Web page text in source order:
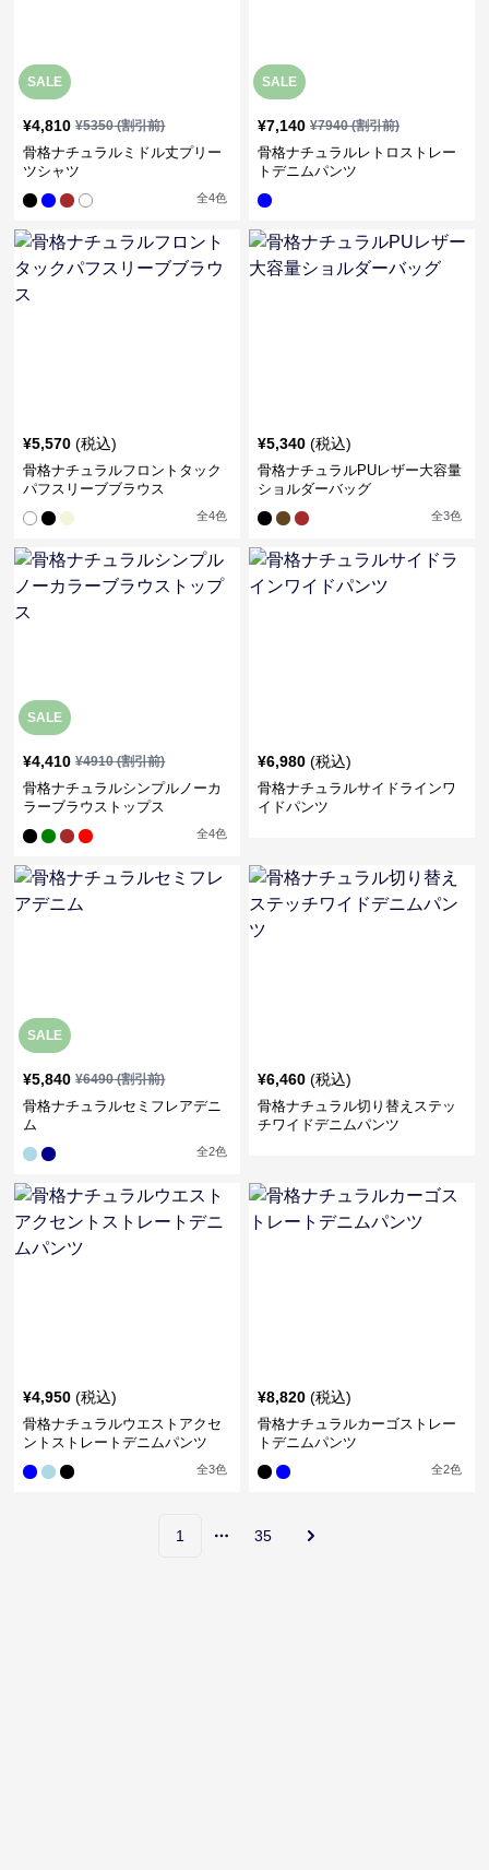
SALE
¥4,810 ¥5350(割引前)
骨格ナチュラルミドル丈プリー
ツシャツ
全4色
SALE
¥7,140 ¥7940(割引前)
骨格ナチュラルレトロストレー
トデニムパンツ
¥5,570 (税込)
骨格ナチュラルフロントタック
パフスリーブブラウス
全4色
¥5,340 (税込)
骨格ナチュラルPUレザー大容量
ショルダーバッグ
全3色
SALE
¥4,410 ¥4910(割引前)
骨格ナチュラルシンプルノーカ
ラーブラウストップス
全4色
¥6,980 (税込)
骨格ナチュラルサイドラインワ
イドパンツ
SALE
¥5,840 ¥6490(割引前)
骨格ナチュラルセミフレアデニ
ム
全2色
¥6,460 (税込)
骨格ナチュラル切り替えステッ
チワイドデニムパンツ
¥4,950 (税込)
骨格ナチュラルウエストアクセ
ントストレートデニムパンツ
全3色
¥8,820 (税込)
骨格ナチュラルカーゴストレー
トデニムパンツ
全2色
1
More pages
35